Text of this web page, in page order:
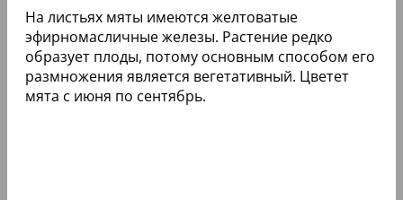
На листьях мяты имеются желтоватые
эфирномасличные железы. Растение редко
образует плоды, потому основным способом его
размножения является вегетативный. Цветет
мята с июня по сентябрь.